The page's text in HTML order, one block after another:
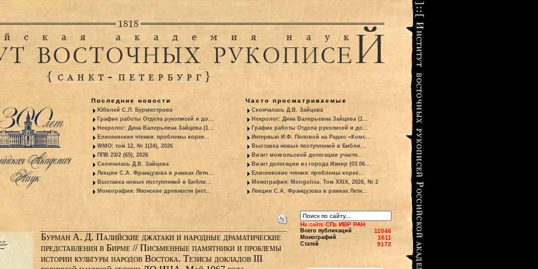
Последние новости
Юбилей С.Л. Бурмистрова
График работы Отдела рукописей и до...
Некролог: Дина Валерьевна Зайцева (1...
Елисеевские чтения: проблемы корее...
WMO: том 12, № 1(24), 2026
ППВ 23/2 (65), 2026
Скончалась Д.В. Зайцева
Лекции С.А. Французова в рамках Летн...
Выставка новых поступлений в Библи...
Монография: Японские древности (ист...
Часто просматриваемые
Скончалась Д.В. Зайцева
Некролог: Дина Валерьевна Зайцева (1...
График работы Отдела рукописей и до...
Интервью И.Ф. Поповой на Радио «Комс...
Выставка новых поступлений в Библи...
Визит монгольской делегации участн...
Визит делегации из города Измир (03.06...
Елисеевские чтения: проблемы корее...
Монография: Mongolica. Том XXIX, 2026, № 2
Лекции С.А. Французова в рамках Летн...
Бурман А. Д. Палийские джатаки и народные драматические
представления в Бирме // Письменные памятники и проблемы
истории культуры народов Востока. Тезисы докладов III
На сайте СПб ИВР РАН
Всего публикаций 11046
Монографий 1611
Статей 9172